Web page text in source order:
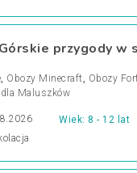
przygody
, Obozy Minecraft, Obozy
Maluszków
Wiek: 8 - 12 lat